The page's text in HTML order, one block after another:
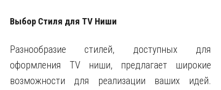
Выбор Стиля для TV Ниши
Разнообразие стилей, доступных для
оформления TV ниши, предлагает широкие
возможности для реализации ваших идей.